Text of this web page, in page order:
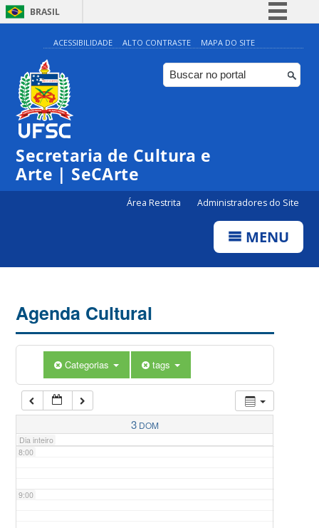
BRASIL
Simplifique!
Comunica BR
Participe
ACESSIBILIDADE ALTO CONTRASTE MAPA DO SITE
Secretaria de Cultura e
Arte | SeCArte
Área Restrita Administradores do Site
MENU
Agenda Cultural
Categorias tags
3 DOM
Dia inteiro
0:00
1:00
5:00
7:00
8:00
9:00